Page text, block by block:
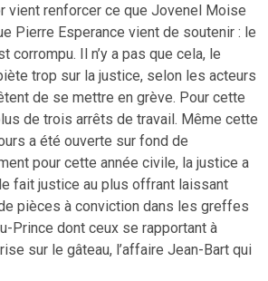
vient renforcer ce que Jovenel Moise
Pierre Esperance vient de soutenir : le
corrompu. Il n’y a pas que cela, le
trop sur la justice, selon les acteurs
de se mettre en grève. Pour cette
de trois arrêts de travail. Même cette
a été ouverte sur fond de
pour cette année civile, la justice a
fait justice au plus offrant laissant
pièces à conviction dans les greffes
Prince dont ceux se rapportant à
sur le gâteau, l’affaire Jean-Bart qui